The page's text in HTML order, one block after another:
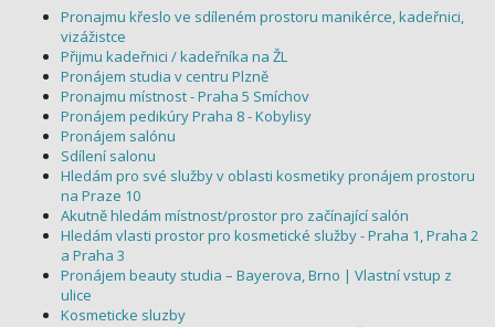
Pronajmu křeslo ve sdíleném prostoru manikérce, kadeřnici,
vizážistce
Přijmu kadeřnici / kadeřníka na ŽL
Pronájem studia v centru Plzně
Pronajmu místnost - Praha 5 Smíchov
Pronájem pedikúry Praha 8 - Kobylisy
Pronájem salónu
Sdílení salonu
Hledám pro své služby v oblasti kosmetiky pronájem prostoru
na Praze 10
Akutně hledám místnost/prostor pro začínající salón
Hledám vlasti prostor pro kosmetické služby - Praha 1, Praha 2
a Praha 3
Pronájem beauty studia – Bayerova, Brno | Vlastní vstup z
ulice
Kosmeticke sluzby